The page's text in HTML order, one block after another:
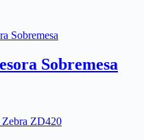
Sobremesa